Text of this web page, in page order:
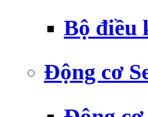
Bộ điều
Động cơ